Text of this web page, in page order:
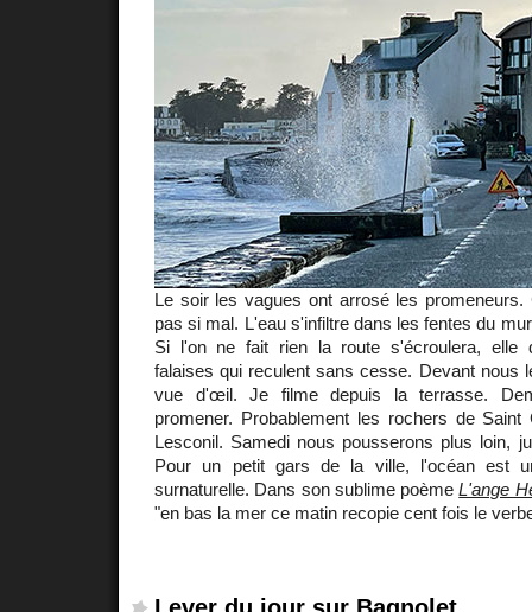
Le soir les vagues ont arrosé les promeneurs.
pas si mal. L'eau s'infiltre dans les fentes du
Si l'on ne fait rien la route s'écroulera, elle
falaises qui reculent sans cesse. Devant nous
vue d'œil. Je filme depuis la terrasse.
promener. Probablement les rochers de Saint
Lesconil. Samedi nous pousserons plus loin,
Pour un petit gars de la ville, l'océan est
surnaturelle. Dans son sublime poèmeL'ange
"en bas la mer ce matin recopie cent fois le